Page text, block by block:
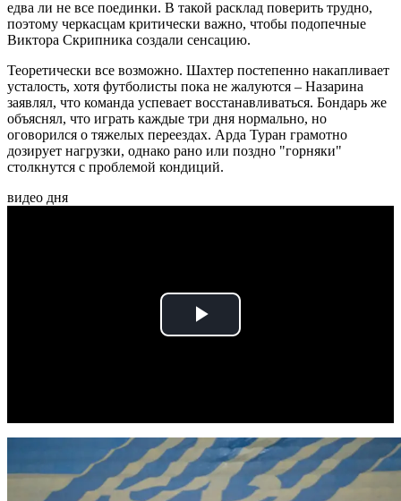
едва ли не все поединки. В такой расклад поверить трудно,
поэтому черкасцам критически важно, чтобы подопечные
Виктора Скрипника создали сенсацию.
Теоретически все возможно. Шахтер постепенно накапливает
усталость, хотя футболисты пока не жалуются – Назарина
заявлял, что команда успевает восстанавливаться. Бондарь же
объяснял, что играть каждые три дня нормально, но
оговорился о тяжелых переездах. Арда Туран грамотно
дозирует нагрузки, однако рано или поздно "горняки"
столкнутся с проблемой кондиций.
видео дня
Play